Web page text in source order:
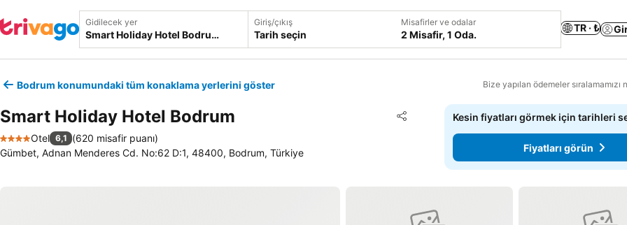
Gidilecek yer Giriş/çıkış
Tarih seçin
Misafirler ve odalar
2 Misafir, 1 Oda.
TR · ₺
Bodrum konumundaki tüm konaklama yerlerini göster Bize yapılan ödemeler sıralamamızı
Smart Holiday Hotel Bodrum Paylaş
Favorilerime ekle
4 Yıldız
Otel 6,1 (620 misafir puanı)
Gümbet, Adnan Menderes Cd. No:62 D:1, 48400, Bodrum, Türkiye
Kesin fiyatları görmek için tarihleri
Fiyatları görün